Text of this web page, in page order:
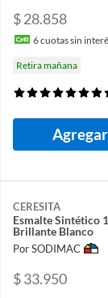
$ 28.858
6cuotas sin
Retira mañana
Agregar
CERESITA
Esmalte Sintético
Brillante Blanco
Por SODIMAC
$ 33.950